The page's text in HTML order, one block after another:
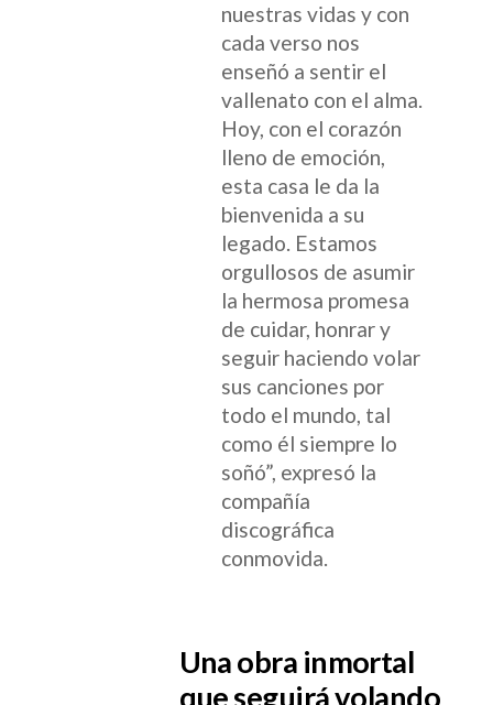
nuestras vidas y con
cada verso nos
enseñó a sentir el
vallenato con el alma.
Hoy, con el corazón
lleno de emoción,
esta casa le da la
bienvenida a su
legado. Estamos
orgullosos de asumir
la hermosa promesa
de cuidar, honrar y
seguir haciendo volar
sus canciones por
todo el mundo, tal
como él siempre lo
soñó”, expresó la
compañía
discográfica
conmovida.
Una obra inmortal
que seguirá volando